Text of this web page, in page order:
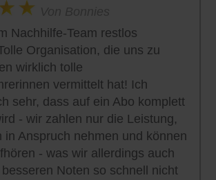
Nachhilfe-Team restlos
Organisation, die uns zu
wirklich tolle
vermittelt hat! Ich
sehr, dass auf ein Abo komplett
- wir zahlen nur die Leistung,
in Anspruch nehmen und können
- was wir allerdings auch
Noten so schnell nicht